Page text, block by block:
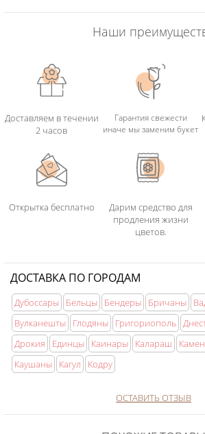
Наши
Доставляем в течении
2 часов
Гарантия свежести
иначе мы заменим букет
Открытка бесплатно
Дарим средство для
продления жизни
цветов.
ДОСТАВКА ПО ГОРОДАМ
Дубоссары Бельцы Бендеры Бричаны
Вулканешты
Глодяны Григориополь
Дрокия
Единцы Каинары Калараш
Каушаны
Кагул Кодру
ОСТАВИТЬ ОТЗЫВ